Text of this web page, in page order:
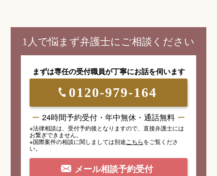
1人で悩まず弁護士にご相談ください
まずは専任の受付職員が丁寧にお話を伺います
0120-979-164
24時間予約受付・年中無休・通話無料
※法律相談は、受付予約後となりますので、 直接弁護士には
お繋ぎできません。
※国際案件の相談に関しましては別途 こちらをご覧くださ
い。
メール相談予約受付